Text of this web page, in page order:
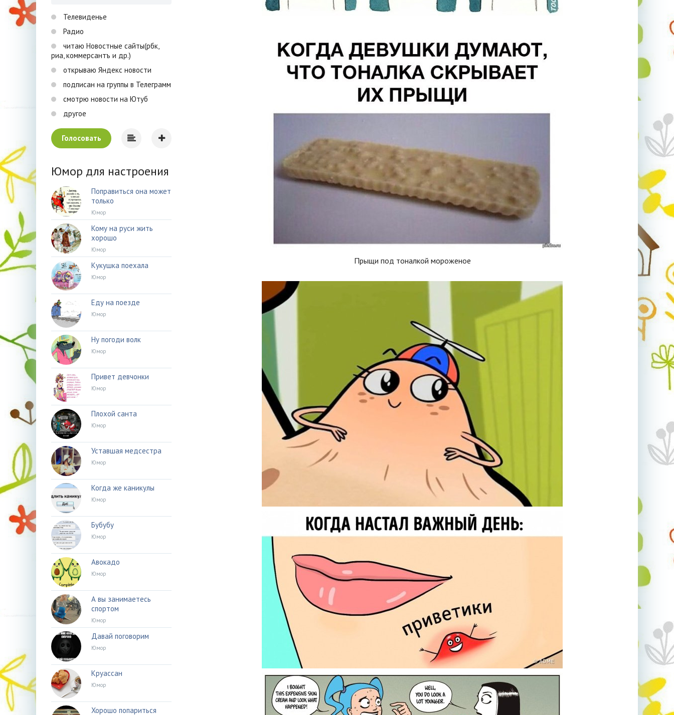
Прыщи под тоналкой мороженое
Телевиденье
Радио
читаю Новостные сайты(рбк,
риа, коммерсантъ и др.)
открываю Яндекс новости
подписан на группы в Телеграмм
смотрю новости на Ютуб
другое
Голосовать
Юмор для настроения
Поправиться она может
только
Юмор
Кому на руси жить
хорошо
Юмор
Кукушка поехала
Юмор
Еду на поезде
Юмор
Ну погоди волк
Юмор
Привет девчонки
Юмор
Плохой санта
Юмор
Уставшая медсестра
Юмор
Когда же каникулы
Юмор
Бубубу
Юмор
Авокадо
Юмор
А вы занимаетесь
спортом
Юмор
Давай поговорим
Юмор
Круассан
Юмор
Хорошо попариться